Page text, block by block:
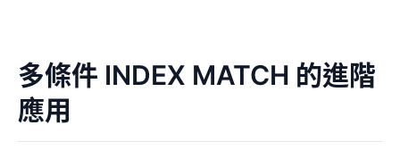
多條件 INDEX MATCH 的進階
應用